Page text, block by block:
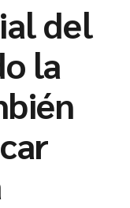
del
la